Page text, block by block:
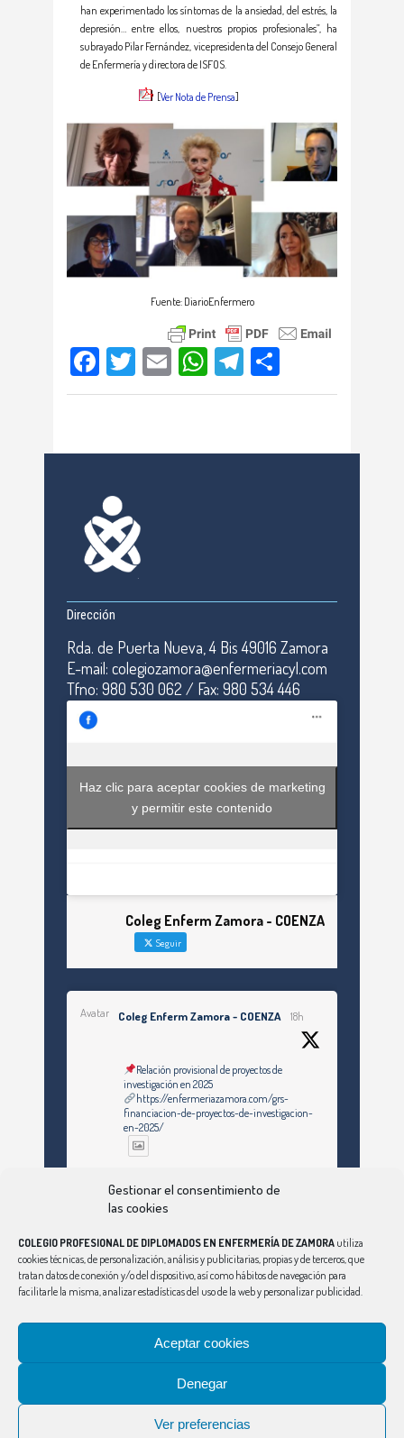
Gestionar el consentimiento de
las cookies
COLEGIO PROFESIONAL DE DIPLOMADOS EN ENFERMERÍA DE ZAMORA utiliza
cookies técnicas, de personalización, análisis y publicitarias, propias y de terceros, que
tratan datos de conexión y/o del dispositivo, así como hábitos de navegación para
facilitarle la misma, analizar estadísticas del uso de la web y personalizar publicidad.
Aceptar cookies
Denegar
Ver preferencias
han experimentado los síntomas de la ansiedad, del estrés, la
depresión… entre ellos, nuestros propios profesionales”, ha
subrayado Pilar Fernández, vicepresidenta del Consejo General
de Enfermería y directora de ISFOS.
[Ver Nota de Prensa]
Fuente: DiarioEnfermero
Facebook
TwitterEmailWhatsApp
Telegram
Dirección
Rda. de Puerta Nueva, 4 Bis 49016 Zamora
E-mail: colegiozamora@enfermeriacyl.com
Tfno: 980 530 062 / Fax: 980 534 446
Haz clic para aceptar cookies de marketing
y permitir este contenido
Coleg Enferm Zamora - COENZA
Seguir
Avatar Coleg Enferm Zamora - COENZA 18h
Relación provisional de proyectos de
investigación en 2025
https://enfermeriazamora.com/grs-
financiacion-de-proyectos-de-investigacion-
en-2025/
Ver Más
Síguenos en Instagram
BURGOS